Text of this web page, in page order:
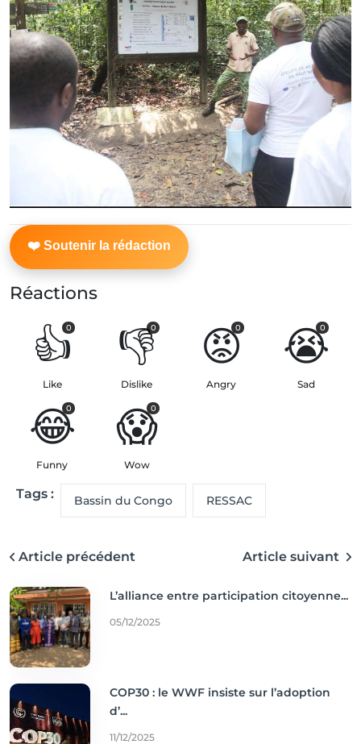
Réactions
👍
0
Like
👎
0
Dislike
😡
0
Angry
😭
0
Sad
😂
0
Funny
😱
0
Wow
Tags : Bassin du Congo RESSAC
Article précédent Article suivant
L’alliance entre participation citoyenne...
05/12/2025
COP30 : le WWF insiste sur l’adoption
d’...
11/12/2025